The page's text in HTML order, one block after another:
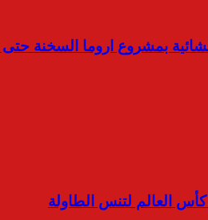
كأس العالم لتنس الطاولة